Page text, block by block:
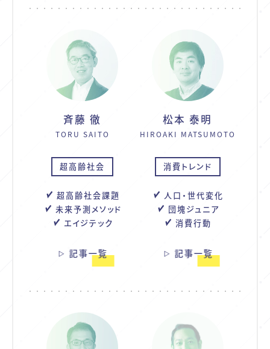
斉藤 徹
TORU SAITO
超高齢社会
超高齢社会課題
未来予測メソッド
エイジテック
記事一覧
松本 泰明
HIROAKI MATSUMOTO
消費トレンド
人口・世代変化
団塊ジュニア
消費行動
記事一覧